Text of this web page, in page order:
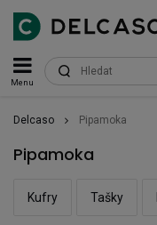
Menu
Delcaso Pipamoka
Pipamoka
Kufry Tašky